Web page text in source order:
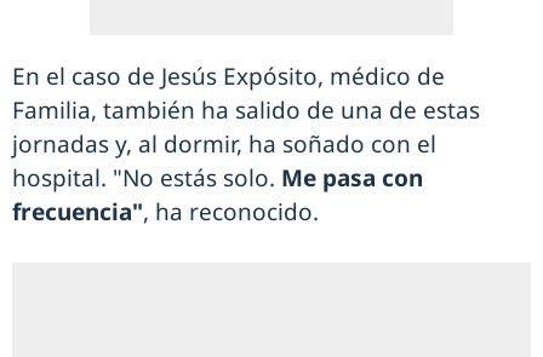
En el caso de Jesús Expósito, médico de
Familia, también ha salido de una de estas
jornadas y, al dormir, ha soñado con el
hospital. "No estás solo. Me pasa con
frecuencia", ha reconocido.